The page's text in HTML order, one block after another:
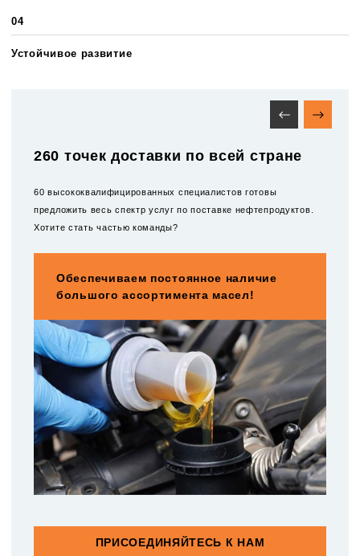
04
Устойчивое развитие
260 точек доставки по всей стране
60 высококвалифицированных специалистов готовы
предложить весь спектр услуг по поставке нефтепродуктов.
Хотите стать частью команды?
Обеспечиваем постоянное наличие
большого ассортимента масел!
ПРИСОЕДИНЯЙТЕСЬ К НАМ